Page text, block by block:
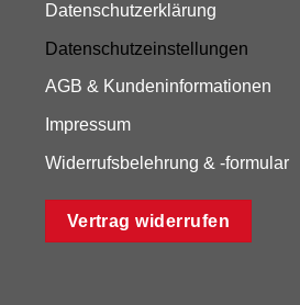
Datenschutzerklärung
Datenschutzeinstellungen
AGB & Kundeninformationen
Impressum
Widerrufsbelehrung & -formular
Vertrag widerrufen